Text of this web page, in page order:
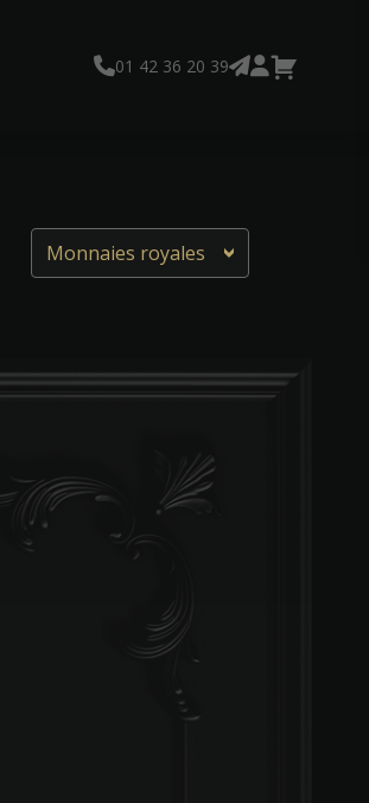
01 42 36 20 39
Monnaies royales